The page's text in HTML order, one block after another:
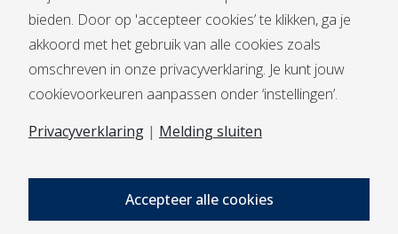
Service melden
Documentbeheer
Privacyverklaring
bieden. Door op 'accepteer cookies’ te klikken, ga je
akkoord met het gebruik van alle cookies zoals
omschreven in onze privacyverklaring. Je kunt jouw
cookievoorkeuren aanpassen onder ‘instellingen’.
Privacyverklaring | Melding sluiten
Accepteer alle cookies